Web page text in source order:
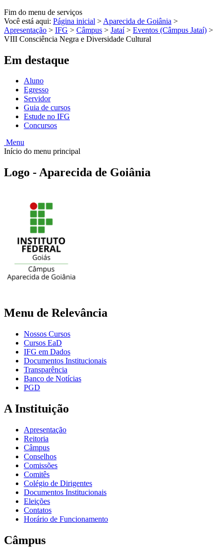
Fim do menu de serviços
Você está aqui: Página inicial > Aparecida de Goiânia >
Apresentação > IFG > Câmpus > Jataí > Eventos (Câmpus Jataí) >
VIII Consciência Negra e Diversidade Cultural
Em destaque
Aluno
Egresso
Servidor
Guia de cursos
Estude no IFG
Concursos
Menu
Início do menu principal
Logo - Aparecida de Goiânia
Menu de Relevância
Nossos Cursos
Cursos EaD
IFG em Dados
Documentos Institucionais
Transparência
Banco de Notícias
PGD
A Instituição
Apresentação
Reitoria
Câmpus
Conselhos
Comissões
Comitês
Colégio de Dirigentes
Documentos Institucionais
Eleições
Contatos
Horário de Funcionamento
Câmpus